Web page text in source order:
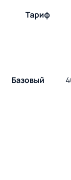
Тариф
Базовый